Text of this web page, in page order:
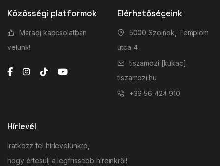
Közösségi platformok
Maradj kapcsolatban
velünk!
Elérhetőségeink
5000 Szolnok, Templom
utca 4.
tiszamozi [kukac]
tiszamozi.hu
+36 56 424 910
Hírlevél
Iratkozz fel hírlevelünkre,
hogy értesülj a legfrissebb híreinkről!